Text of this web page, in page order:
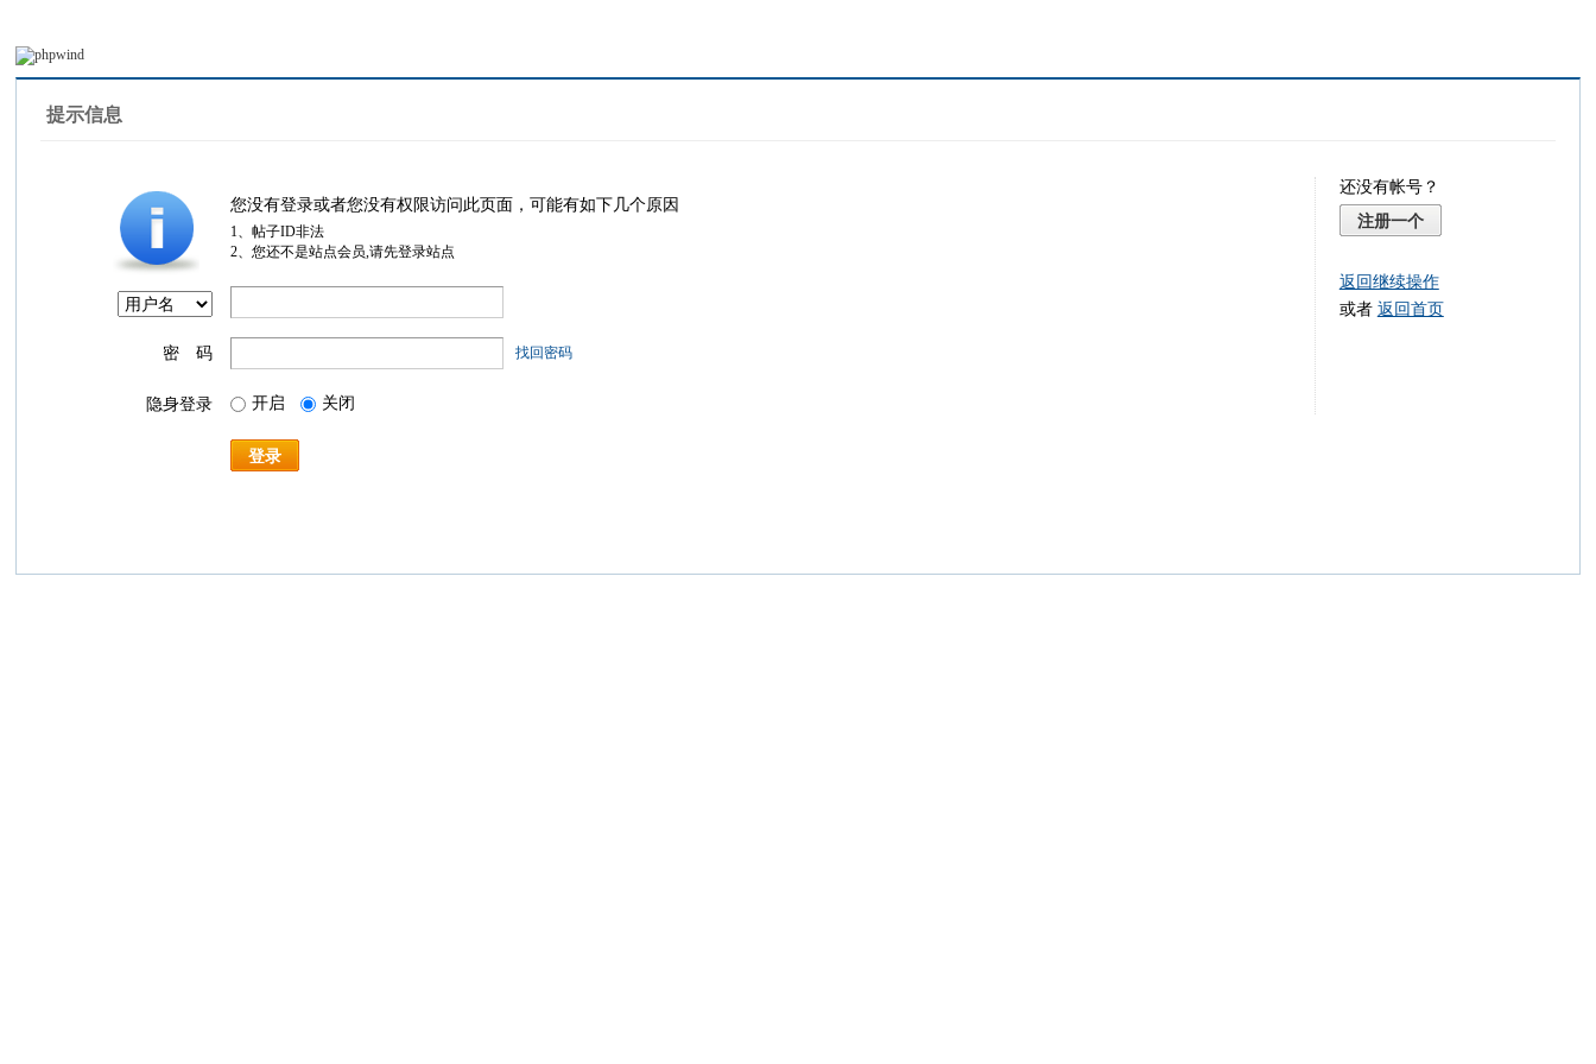
提示信息
您没有登录或者您没有权限访问此页面，可能有如下几个原因
1、帖子ID非法
2、您还不是站点会员,请先登录站点
密 码 找回密码
隐身登录 开启 关闭
登录
还没有帐号？
注册一个
返回继续操作
或者 返回首页